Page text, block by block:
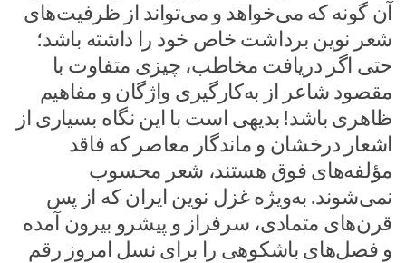
آن گونه که می‌خواهد و می‌تواند از ظرفیت‌های
شعر نوین برداشت خاص خود را داشته باشد؛
حتی اگر دریافت مخاطب، چیزی متفاوت با
مقصود شاعر از به‌کارگیری واژگان و مفاهیم
ظاهری باشد! بدیهی است با این نگاه بسیاری از
اشعار درخشان و ماندگار معاصر که فاقد
مؤلفه‌های فوق هستند، شعر محسوب
نمی‌شوند. به‌ویژه غزل نوین ایران که از پس
قرن‌های متمادی، سرفراز و پیشرو بیرون آمده
و فصل‌های باشکوهی را برای نسل امروز رقم